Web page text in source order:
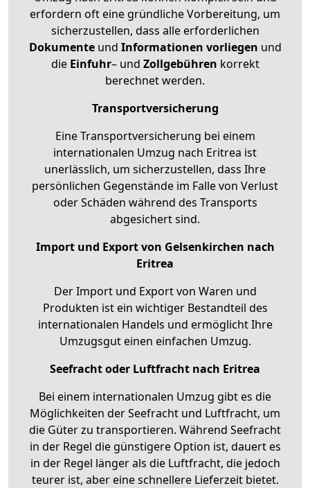
erfordern oft eine gründliche Vorbereitung, um
sicherzustellen, dass alle erforderlichen
Dokumenteund Informationen vorliegen und
die Einfuhr– und Zollgebühren korrekt
berechnet werden.
Transportversicherung
Eine Transportversicherung bei einem
internationalen Umzug nach Eritrea ist
unerlässlich, um sicherzustellen, dass Ihre
persönlichen Gegenstände im Falle von Verlust
oder Schäden während des Transports
abgesichert sind.
Import und Export von Gelsenkirchen nach
Eritrea
Der Import und Export von Waren und
Produkten ist ein wichtiger Bestandteil des
internationalen Handels und ermöglicht Ihre
Umzugsgut einen einfachen Umzug.
Seefracht oder Luftfracht nach Eritrea
Bei einem internationalen Umzug gibt es die
Möglichkeiten der Seefracht und Luftfracht, um
die Güter zu transportieren. Während Seefracht
in der Regel die günstigere Option ist, dauert es
in der Regel länger als die Luftfracht, die jedoch
teurer ist, aber eine schnellere Lieferzeit bietet.